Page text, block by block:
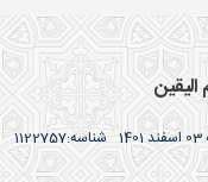
جوادی آملی
1122757شناسه: